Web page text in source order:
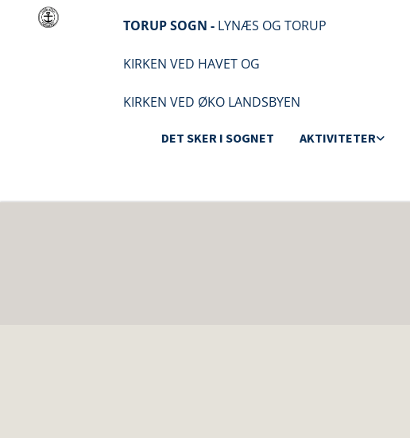
TORUP SOGN - LYNÆS OG TORUP
KIRKEN VED HAVET OG
KIRKEN VED ØKO LANDSBYEN
DET SKER I SOGNET AKTIVITETER